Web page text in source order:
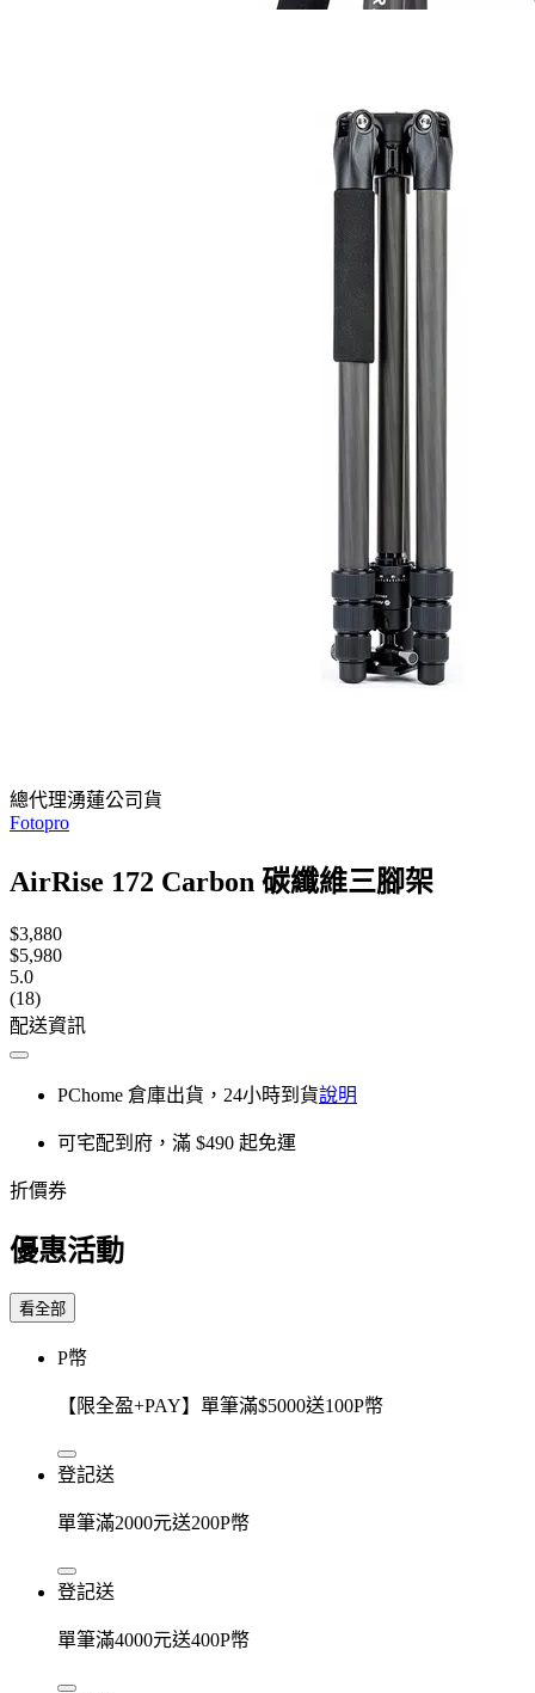
總代理湧蓮公司貨
Fotopro
AirRise 172 Carbon 碳纖維三腳架
$3,880
$5,980
5.0
(18)
配送資訊
PChome 倉庫出貨，24小時到貨說明
可宅配到府，滿 $490 起免運
折價券
優惠活動
看全部
P幣
【限全盈+PAY】單筆滿$5000送100P幣
登記送
單筆滿2000元送200P幣
登記送
單筆滿4000元送400P幣